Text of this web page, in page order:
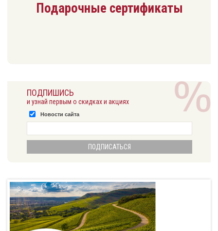
Подарочные сертификаты
ПОДПИШИСЬ
и узнай первым о скидках и акциях
Новости сайта